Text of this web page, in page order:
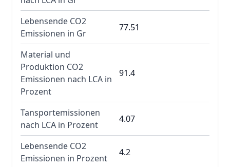
Lebensende CO2
Emissionen in Gr
77.51
Material und
Produktion CO2
Emissionen nach LCA in
Prozent
91.4
Tansportemissionen
nach LCA in Prozent
4.07
Lebensende CO2
Emissionen in Prozent
4.2